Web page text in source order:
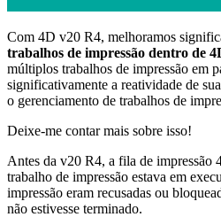
Com 4D v20 R4, melhoramos
trabalhos de impressão dentro de
múltiplos trabalhos de impressão em
significativamente a reatividade de
o gerenciamento de trabalhos de
Deixe-me contar mais sobre isso!
Antes da v20 R4, a fila de impressão
trabalho de impressão estava em
impressão eram recusadas ou
não estivesse terminado.